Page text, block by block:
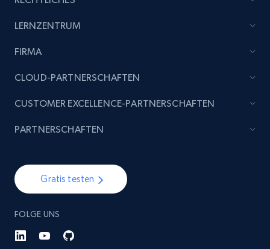
Etsy - Collect data on products using
Reviews count shop, Reviews count item, Initial
Etsy - Collects data from shop's URL
URL, Product id, Listing inventory id, Title, Rating,
Reviews count shop, Reviews count item, Initial
LERNZENTRUM
FIRMA
Gratis testen
FOLGE UNS
CLOUD-PARTNERSCHAFTEN
CUSTOMER EXCELLENCE-PARTNERSCHAFTEN
PARTNERSCHAFTEN